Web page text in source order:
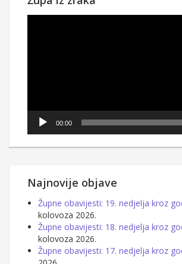
00:00
Najnovije objave
Župne obavijesti: 19. nedjelja kroz
kolovoza 2026.
Župne obavijesti: 18. nedjelja kroz
kolovoza 2026.
Župne obavijesti: 17. nedjelja kroz